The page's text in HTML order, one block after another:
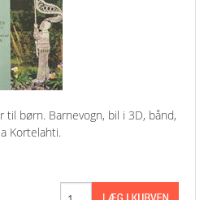
børn. Barnevogn, bil i 3D, bånd,
Kortelahti.